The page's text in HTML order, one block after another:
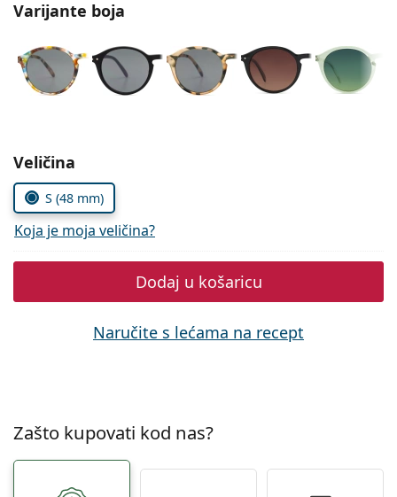
Persol
Prada
Sve marke sunčanih naočala
Varijante boja
Odaberite parametre
Veličina
S (48 mm)
Koja je moja veličina?
Dodaj u košaricu
Naručite s lećama na recept
Zašto kupovati kod nas?